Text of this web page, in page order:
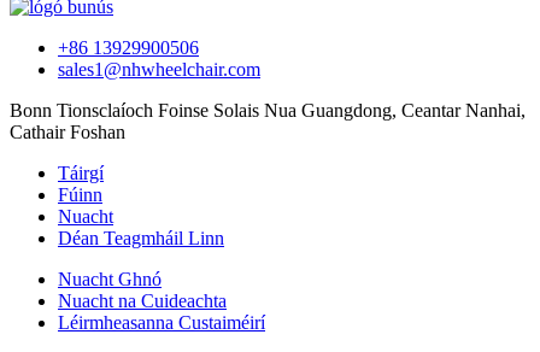
+86 13929900506
sales1@nhwheelchair.com
Bonn Tionsclaíoch Foinse Solais Nua Guangdong, Ceantar Nanhai,
Cathair Foshan
Táirgí
Fúinn
Nuacht
Déan Teagmháil Linn
Nuacht Ghnó
Nuacht na Cuideachta
Léirmheasanna Custaiméirí